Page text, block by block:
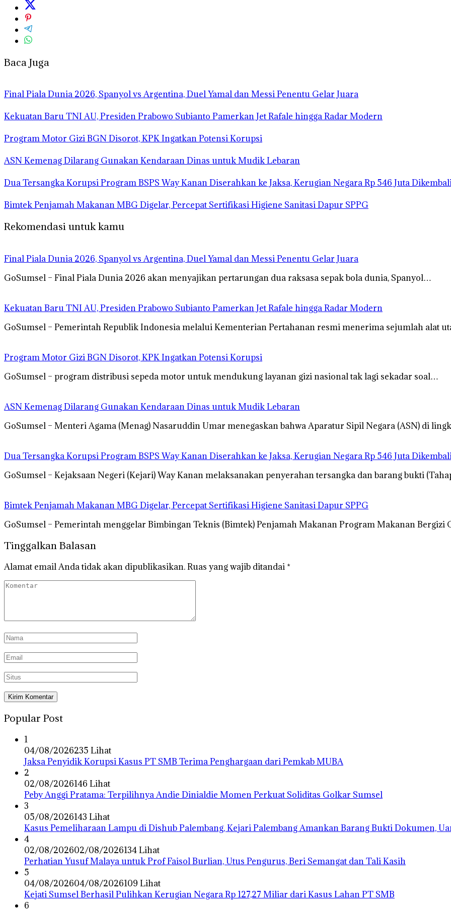
Baca Juga
Final Piala Dunia 2026, Spanyol vs Argentina, Duel Yamal dan Messi Penentu Gelar Juara
Kekuatan Baru TNI AU, Presiden Prabowo Subianto Pamerkan Jet Rafale hingga Radar Modern
Program Motor Gizi BGN Disorot, KPK Ingatkan Potensi Korupsi
ASN Kemenag Dilarang Gunakan Kendaraan Dinas untuk Mudik Lebaran
Dua Tersangka Korupsi Program BSPS Way Kanan Diserahkan ke Jaksa, Kerugian Negara Rp 546 Juta
Bimtek Penjamah Makanan MBG Digelar, Percepat Sertifikasi Higiene Sanitasi Dapur SPPG
Rekomendasi untuk kamu
Final Piala Dunia 2026, Spanyol vs Argentina, Duel Yamal dan Messi Penentu Gelar Juara
GoSumsel – Final Piala Dunia 2026 akan menyajikan pertarungan dua raksasa sepak bola dunia, Spanyol…
Kekuatan Baru TNI AU, Presiden Prabowo Subianto Pamerkan Jet Rafale hingga Radar Modern
GoSumsel – Pemerintah Republik Indonesia melalui Kementerian Pertahanan resmi menerima sejumlah alat
Program Motor Gizi BGN Disorot, KPK Ingatkan Potensi Korupsi
GoSumsel – program distribusi sepeda motor untuk mendukung layanan gizi nasional tak lagi sekadar soal…
ASN Kemenag Dilarang Gunakan Kendaraan Dinas untuk Mudik Lebaran
GoSumsel – Menteri Agama (Menag) Nasaruddin Umar menegaskan bahwa Aparatur Sipil Negara (ASN) di
Dua Tersangka Korupsi Program BSPS Way Kanan Diserahkan ke Jaksa, Kerugian Negara Rp 546 Juta
GoSumsel – Kejaksaan Negeri (Kejari) Way Kanan melaksanakan penyerahan tersangka dan barang bukti
Bimtek Penjamah Makanan MBG Digelar, Percepat Sertifikasi Higiene Sanitasi Dapur SPPG
GoSumsel – Pemerintah menggelar Bimbingan Teknis (Bimtek) Penjamah Makanan Program Makanan Bergizi
Tinggalkan Balasan
Alamat email Anda tidak akan dipublikasikan.Ruas yang wajib ditandai *
Popular Post
1
04/08/2026235 Lihat
Jaksa Penyidik Korupsi Kasus PT SMB Terima Penghargaan dari Pemkab MUBA
2
02/08/2026146 Lihat
Peby Anggi Pratama: Terpilihnya Andie Dinialdie Momen Perkuat Soliditas Golkar Sumsel
3
05/08/2026143 Lihat
Kasus Pemeliharaan Lampu di Dishub Palembang, Kejari Palembang Amankan Barang Bukti Dokumen,
4
02/08/202602/08/2026134 Lihat
Perhatian Yusuf Malaya untuk Prof Faisol Burlian, Utus Pengurus, Beri Semangat dan Tali Kasih
5
04/08/202604/08/2026109 Lihat
Kejati Sumsel Berhasil Pulihkan Kerugian Negara Rp 127,27 Miliar dari Kasus Lahan PT SMB
6